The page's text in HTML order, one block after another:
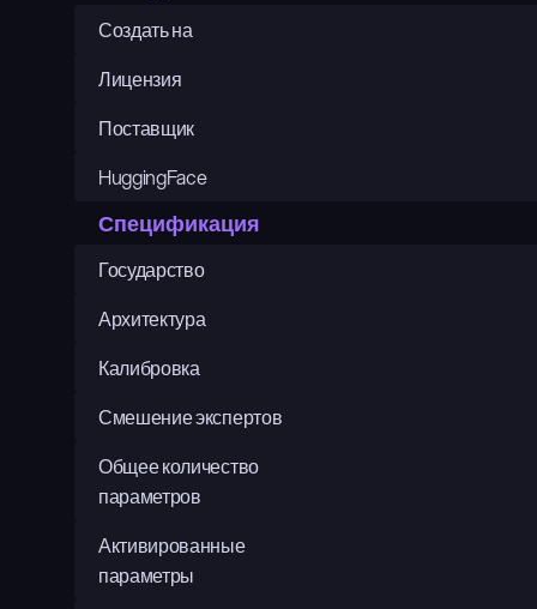
Создать на
Лицензия
Поставщик
HuggingFace
Спецификация
Государство
Архитектура
Калибровка
Смешение экспертов
Общее количество
параметров
Активированные
параметры